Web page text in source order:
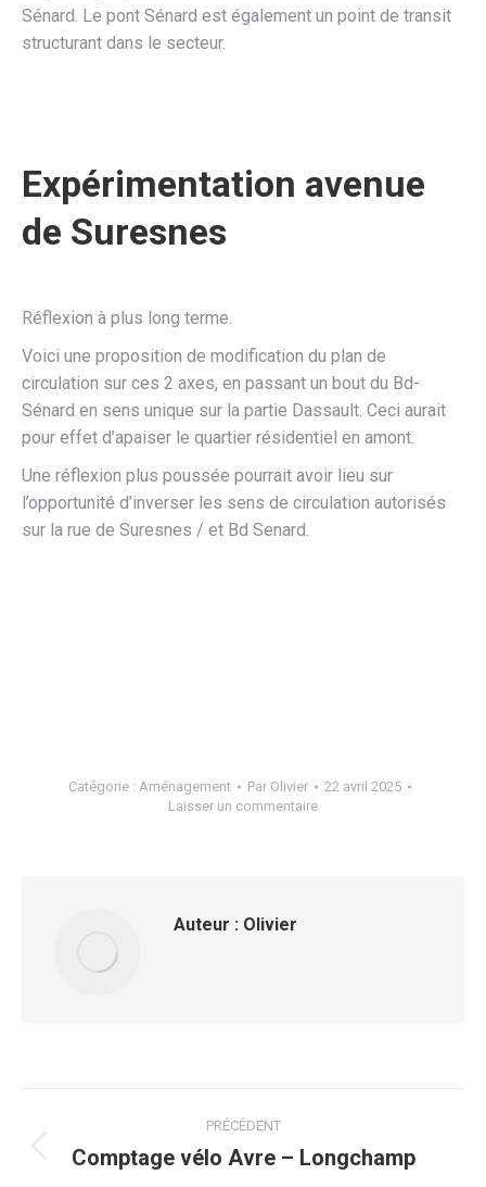
Sénard. Le pont Sénard est également un point de transit
structurant dans le secteur.
Expérimentation avenue
de Suresnes
Réflexion à plus long terme.
Voici une proposition de modification du plan de
circulation sur ces 2 axes, en passant un bout du Bd-
Sénard en sens unique sur la partie Dassault. Ceci aurait
pour effet d’apaiser le quartier résidentiel en amont.
Une réflexion plus poussée pourrait avoir lieu sur
l’opportunité d’inverser les sens de circulation autorisés
sur la rue de Suresnes / et Bd Senard.
Catégorie : Aménagement Par Olivier
22 avril 2025
Laisser un commentaire
Auteur : Olivier
article
PRÉCÉDENT
Article
Comptage vélo Avre – Longchamp